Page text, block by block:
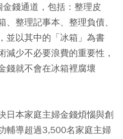
錢通道，包括：整理皮
整理記事本、整理負債、
並以其中的「冰箱」為書
減少不必要浪費的重要性，
錢就不會在冰箱裡腐壞
日本家庭主婦金錢煩惱與創
輔導超過3,500名家庭主婦